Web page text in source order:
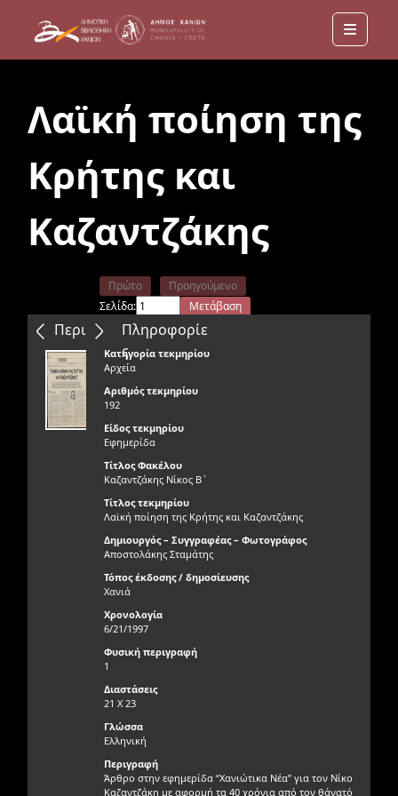
Menu
Λαϊκή ποίηση της
Κρήτης και
Καζαντζάκης
Περιεχόμενα
Πρώτο
Προηγούμενο
Σελίδα:
Μετάβαση
Επόμενο
Τελευταίο
Πληροφορίε
ς
Κατηγορία τεκμηρίου
Αρχεία
Αριθμός τεκμηρίου
192
Είδος τεκμηρίου
Εφημερίδα
Τίτλος Φακέλου
Καζαντζάκης Νίκος Β΄
Τίτλος τεκμηρίου
Λαϊκή ποίηση της Κρήτης και Καζαντζάκης
Δημιουργός – Συγγραφέας – Φωτογράφος
Αποστολάκης Σταμάτης
Τόπος έκδοσης / δημοσίευσης
Χανιά
Χρονολογία
6/21/1997
Φυσική περιγραφή
1
Διαστάσεις
21 X 23
Γλώσσα
Ελληνική
Περιγραφή
Άρθρο στην εφημερίδα “Χανιώτικα Νέα” για τον Νίκο
Καζαντζάκη με αφορμή τα 40 χρόνια από τον θάνατό